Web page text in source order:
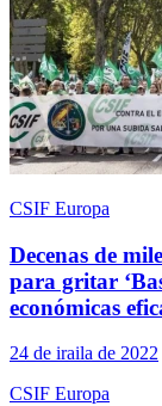
CSIF Europa
Decenas de
para gritar
económicas
24 de iraila de 2022
CSIF Europa